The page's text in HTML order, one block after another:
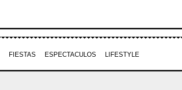
FIESTAS ESPECTACULOS LIFESTYLE